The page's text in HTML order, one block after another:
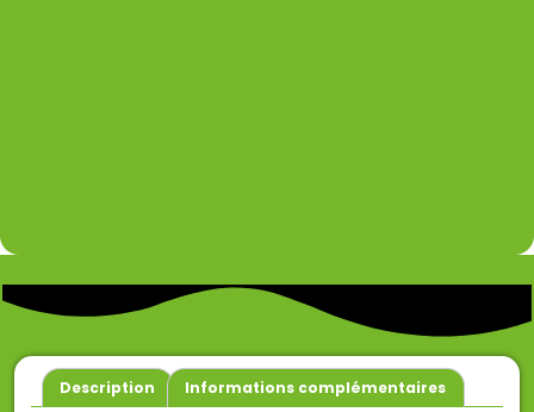
Description Informations complémentaires